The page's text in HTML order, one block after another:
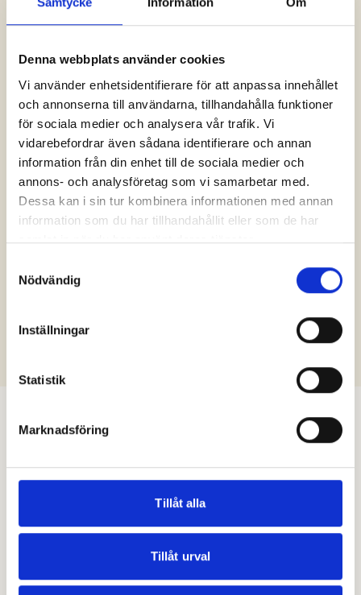
Denna webbplats använder cookies
Vi använder enhetsidentifierare för att anpassa innehållet
och annonserna till användarna, tillhandahålla funktioner
för sociala medier och analysera vår trafik. Vi
vidarebefordrar även sådana identifierare och annan
information från din enhet till de sociala medier och
annons- och analysföretag som vi samarbetar med.
Dessa kan i sin tur kombinera informationen med annan
information som du har tillhandahållit eller som de har
samlat in när du har använt deras tjänster.
Nödvändig
Inställningar
Statistik
Marknadsföring
Tillåt alla
Tillåt urval
bostäder, utan även på att utveckla moderna,
senaste tioårsperioden har SGS till exempel
levererat all el till sina studentboenden från
vindkraft, vilket visar på ett långsiktigt
miljöengagemang. Samtidigt pågår en
digitalisering av system och tjänster för att göra
bostadssökandet och boendet ännu smidigare
för studenterna.
Med en tydlig strategi för 2026–2030 jobbar
krav – allt för att Göteborgs studenter ska kunna
studentstad.